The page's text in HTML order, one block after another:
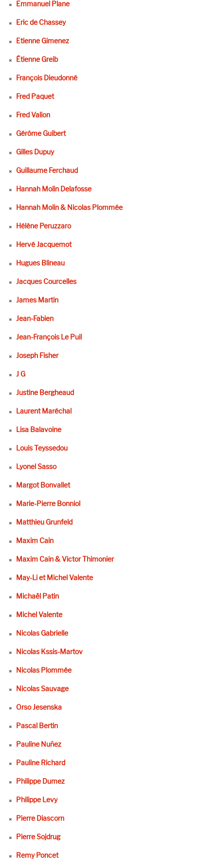
Emmanuel Plane
Eric de Chassey
Etienne Gimenez
Étienne Greib
François Dieudonné
Fred Paquet
Fred Valion
Gérôme Guibert
Gilles Dupuy
Guillaume Ferchaud
Hannah Molin Delafosse
Hannah Molin & Nicolas Plommée
Hélène Peruzzaro
Hervé Jacquemot
Hugues Blineau
Jacques Courcelles
James Martin
Jean-Fabien
Jean-François Le Puil
Joseph Fisher
J G
Justine Bergheaud
Laurent Maréchal
Lisa Balavoine
Louis Teyssedou
Lyonel Sasso
Margot Bonvallet
Marie-Pierre Bonniol
Matthieu Grunfeld
Maxim Cain
Maxim Cain & Victor Thimonier
May-Li et Michel Valente
Michaël Patin
Michel Valente
Nicolas Gabrielle
Nicolas Kssis-Martov
Nicolas Plommée
Nicolas Sauvage
Orso Jesenska
Pascal Bertin
Pauline Nuñez
Pauline Richard
Philippe Dumez
Philippe Levy
Pierre Diascorn
Pierre Sojdrug
Remy Poncet